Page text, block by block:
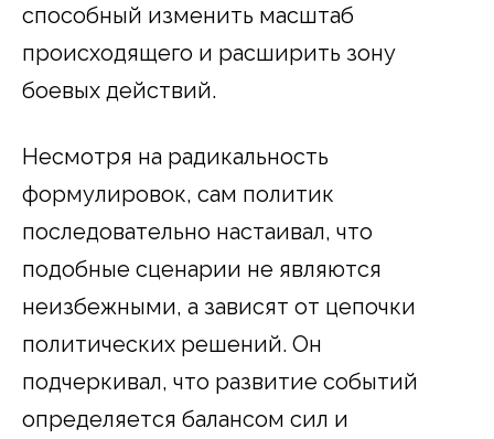
способный изменить масштаб
происходящего и расширить зону
боевых действий.
Несмотря на радикальность
формулировок, сам политик
последовательно настаивал, что
подобные сценарии не являются
неизбежными, а зависят от цепочки
политических решений. Он
подчеркивал, что развитие событий
определяется балансом сил и